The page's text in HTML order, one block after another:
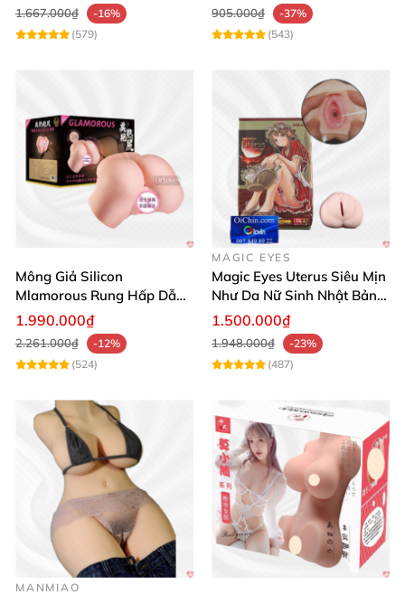
1.667.000₫
-16%
(579)
905.000₫
-37%
(543)
Mông Giả Silicon
Mlamorous Rung Hấp Dẫn
Tăng Khoái Cảm Mạnh
1.990.000₫
2.261.000₫
-12%
(524)
MAGIC EYES
Magic Eyes Uterus Siêu Mịn
Như Da Nữ Sinh Nhật Bản
Mềm Mại
1.500.000₫
1.948.000₫
-23%
(487)
MANMIAO